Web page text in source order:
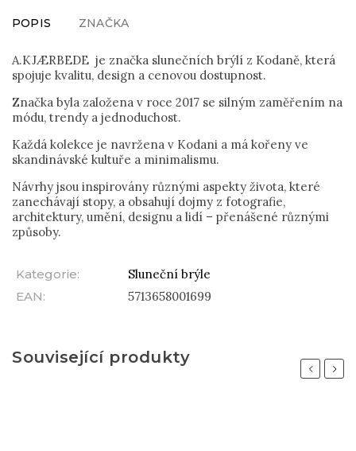
POPIS ZNAČKA
A.KJÆRBEDE je značka slunečních brýlí z Kodaně, která
spojuje kvalitu, design a cenovou dostupnost.
Značka byla založena v roce 2017 se silným zaměřením na
módu, trendy a jednoduchost.
Každá kolekce je navržena v Kodani a má kořeny ve
skandinávské kultuře a minimalismu.
Návrhy jsou inspirovány různými aspekty života, které
zanechávají stopy, a obsahují dojmy z fotografie,
architektury, umění, designu a lidí – přenášené různými
způsoby.
Kategorie:
Sluneční brýle
EAN: 5713658001699
Související produkty
Previous
Next